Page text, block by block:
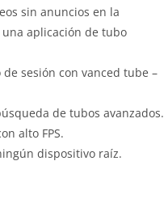
sin anuncios en la
aplicación de tubo
sesión con vanced tube –
de tubos avanzados.
alto FPS.
dispositivo raíz.